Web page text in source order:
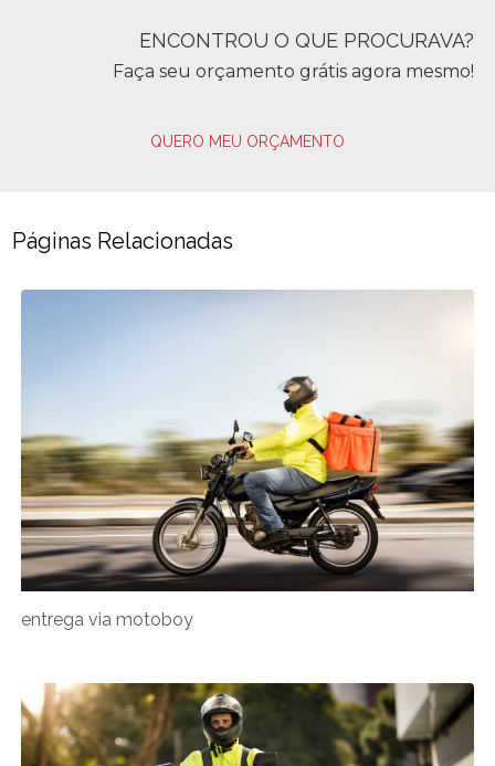
ENCONTROU O QUE PROCURAVA?
Faça seu orçamento grátis agora mesmo!
QUERO MEU ORÇAMENTO
Páginas Relacionadas
entrega via motoboy